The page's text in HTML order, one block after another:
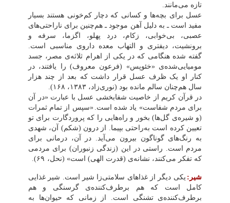
تازه مى‌مانند.
عسل براى بچه‌ها و کسانى که دچار کم‌خونى هستند بسیار
مفید است ـ به دلیل آهن موجود ـ هم‌چنین براى ناراحتى‌هاى
عصبى، بى‌خوابى، زکام، درد پهلو، اگزما، سرفه و
برونشیت، دیفترى و التهاب معده داروى مناسبى است.
گفته شده هنگامى که در یکى از اهرام ثلاثه‌ی مصر، جسد
مومیایی‌شده‌ی «خئوپس» (فرعون معروف) را یافتند، در
کنار او یک ظرف عسل قرار داشت که بعد از چند هزار
سال هم‌چنان سالم مانده بود (نوری‌زاد، ١٣٨٣، ١۶٨).
در قرآن کریم از خاصیت شفابخشى عسل با عبارت «در آن
براى مردم شفاست» یاد شده است. «سپس از تمام ثمرات
(و شیره‌ی گل‌ها) بخور و راه‌هایی را که پروردگارت برای تو
تعیین کرده است به‌راحتی بپیما. از درون (شکم) آن، شهدى
به رنگ‌های گوناگون بیرون مى‌آید. در آن، درمانى براى
مردم است. راستى در این (زندگى زنبوران) براى مردمى
که تفکر مى‌کنند، نشانه‌ی (قدرت الهى) است» (نحل، ۶٩).
شیر: یکی دیگر از غذاهای سلامتی‌زا شیر است. شیر غذایى
کامل است که هم برطرف‌کننده‌ی گرسنگى و هم
برطرف‌کننده‌ی تشنگى است. از زمانى که حیوان‌ها به